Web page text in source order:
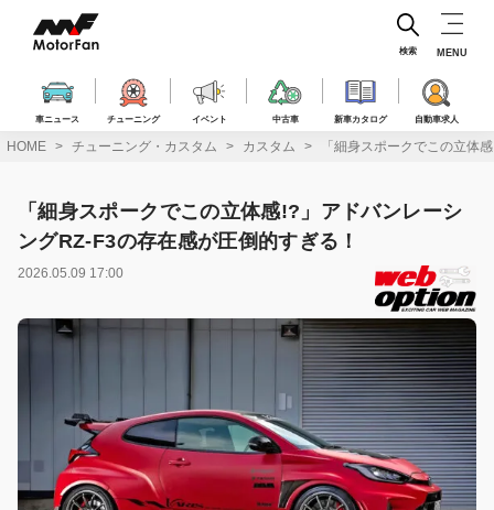
ス
車ニュース チューニング イベント 中古車 新車カタログ 自動車求人
検索 MENU
HOME チューニング・カスタム カスタム 「細身スポークでこの立体
「細身スポークでこの立体感!?」アドバンレーシ
ングRZ-F3の存在感が圧倒的すぎる！
2026.05.09 17:00